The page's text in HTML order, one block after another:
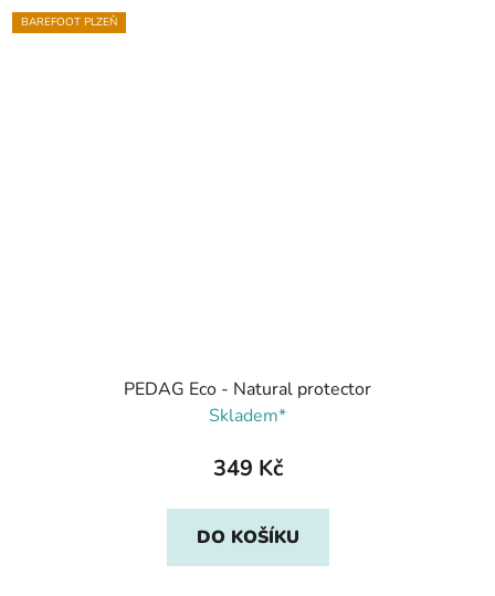
BAREFOOT PLZEŇ
PEDAG Eco - Natural protector
Skladem*
349 Kč
DO KOŠÍKU